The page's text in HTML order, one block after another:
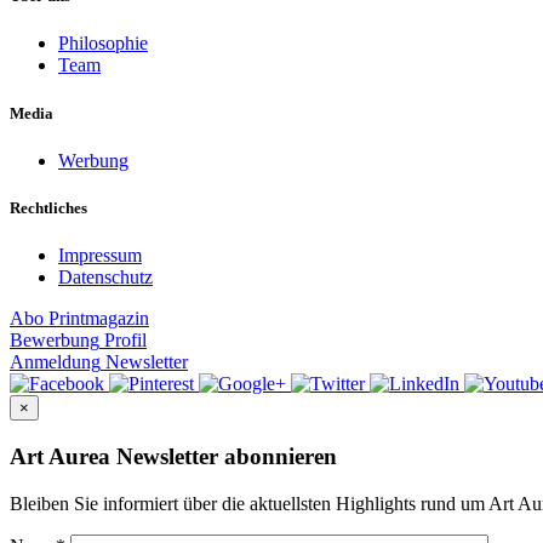
Philosophie
Team
Media
Werbung
Rechtliches
Impressum
Datenschutz
Abo Printmagazin
Bewerbung Profil
Anmeldung Newsletter
×
Art Aurea Newsletter abonnieren
Bleiben Sie informiert über die aktuellsten Highlights rund um Art